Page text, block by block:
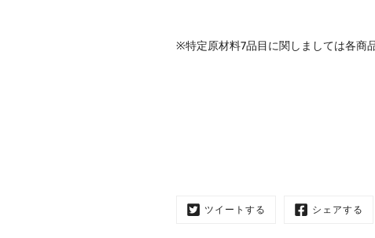
※特定原材料7品目に関しましては各商
ツイートする シェアする